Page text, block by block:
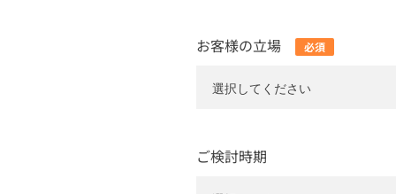
お客様の立場
ご検討時期